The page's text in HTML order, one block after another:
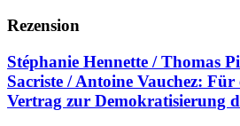
Rezension
Stéphanie Hennette / Thomas
Sacriste / Antoine Vauchez:
Vertrag zur Demokratisierung